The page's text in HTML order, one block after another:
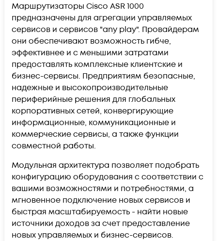
Маршрутизаторы Cisco ASR 1000
предназначены для агрегации управляемых
сервисов и сервисов "any play". Провайдерам
они обеспечивают возможность гибче,
эффективнее и с меньшими затратами
предоставлять комплексные клиентские и
бизнес-сервисы. Предприятиям безопасные,
надежные и высокопроизводительные
периферийные решения для глобальных
корпоративных сетей, конвергирующие
информационные, коммуникационные и
коммерческие сервисы, а также функции
совместной работы.
Модульная архитектура позволяет подобрать
конфигурацию оборудования с соответствии с
вашими возможностями и потребностями, а
мгновенное подключение новых сервисов и
быстрая масштабируемость - найти новые
источники доходов за счет предоставление
новых управляемых и бизнес-сервисов.